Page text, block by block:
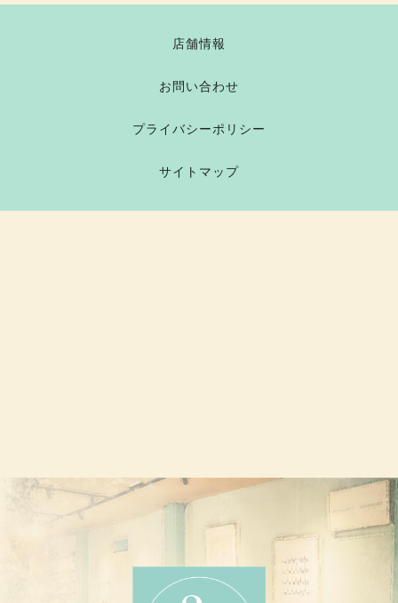
店舗情報
お問い合わせ
プライバシーポリシー
サイトマップ